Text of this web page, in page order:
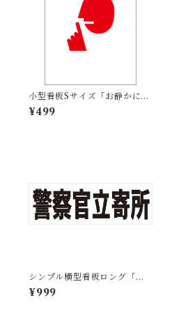
小型看板Sサイズ「お静かにマ
ーク（赤）」 屋外可【その
他・マーク】
¥499
シンプル横型看板ロング「警
察官立寄所（黒）」【防犯・
防災】屋外可
¥999